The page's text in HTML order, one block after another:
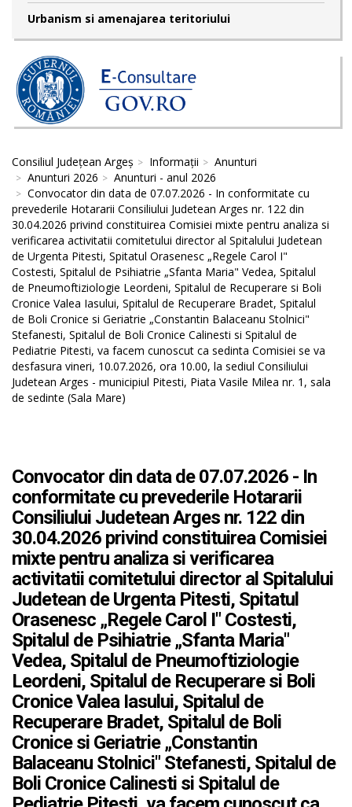
Urbanism si amenajarea teritoriului
Consiliul Județean Argeș Informații
Anunturi
Anunturi 2026
Anunturi - anul 2026
Convocator din data de 07.07.2026 - In conformitate cu
prevederile Hotararii Consiliului Judetean Arges nr. 122 din
30.04.2026 privind constituirea Comisiei mixte pentru analiza si
verificarea activitatii comitetului director al Spitalului Judetean
de Urgenta Pitesti, Spitatul Orasenesc „Regele Carol I"
Costesti, Spitalul de Psihiatrie „Sfanta Maria" Vedea, Spitalul
de Pneumoftiziologie Leordeni, Spitalul de Recuperare si Boli
Cronice Valea Iasului, Spitalul de Recuperare Bradet, Spitalul
de Boli Cronice si Geriatrie „Constantin Balaceanu Stolnici"
Stefanesti, Spitalul de Boli Cronice Calinesti si Spitalul de
Pediatrie Pitesti, va facem cunoscut ca sedinta Comisiei se va
desfasura vineri, 10.07.2026, ora 10.00, la sediul Consiliului
Judetean Arges - municipiul Pitesti, Piata Vasile Milea nr. 1, sala
de sedinte (Sala Mare)
Convocator din data de 07.07.2026 - In
conformitate cu prevederile Hotararii
Consiliului Judetean Arges nr. 122 din
30.04.2026 privind constituirea Comisiei
mixte pentru analiza si verificarea
activitatii comitetului director al Spitalului
Judetean de Urgenta Pitesti, Spitatul
Orasenesc „Regele Carol I" Costesti,
Spitalul de Psihiatrie „Sfanta Maria"
Vedea, Spitalul de Pneumoftiziologie
Leordeni, Spitalul de Recuperare si Boli
Cronice Valea Iasului, Spitalul de
Recuperare Bradet, Spitalul de Boli
Cronice si Geriatrie „Constantin
Balaceanu Stolnici" Stefanesti, Spitalul de
Boli Cronice Calinesti si Spitalul de